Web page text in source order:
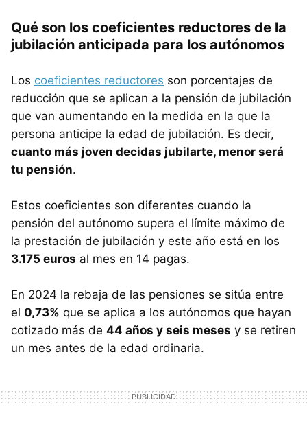
Qué son los coeficientes reductores de la
jubilación anticipada para los autónomos
Los coeficientes reductores son porcentajes de
reducción que se aplican a la pensión de jubilación
que van aumentando en la medida en la que la
persona anticipe la edad de jubilación. Es decir,
cuanto más joven decidas jubilarte, menor será
tu pensión.
Estos coeficientes son diferentes cuando la
pensión del autónomo supera el límite máximo de
la prestación de jubilación y este año está en los
3.175 euros al mes en 14 pagas.
En 2024 la rebaja de las pensiones se sitúa entre
el 0,73% que se aplica a los autónomos que hayan
cotizado más de 44 años y seis meses y se retiren
un mes antes de la edad ordinaria.